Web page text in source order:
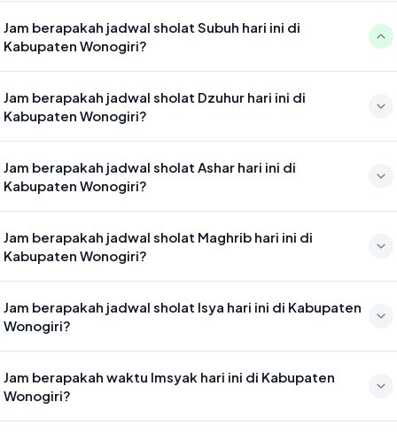
Jam berapakah jadwal sholat Subuh hari ini di
Kabupaten Wonogiri?
Jam berapakah jadwal sholat Dzuhur hari ini di
Kabupaten Wonogiri?
Jam berapakah jadwal sholat Ashar hari ini di
Kabupaten Wonogiri?
Jam berapakah jadwal sholat Maghrib hari ini di
Kabupaten Wonogiri?
17:40
Jam berapakah jadwal sholat Isya hari ini di Kabupaten
Wonogiri?
Jam berapakah waktu Imsyak hari ini di Kabupaten
Wonogiri?